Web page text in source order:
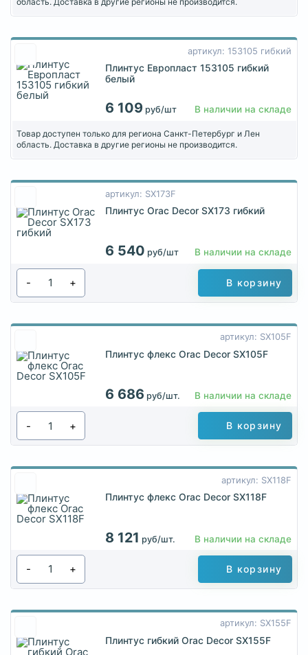
артикул: 153105 гибкий
Плинтус Европласт 153105 гибкий
белый
6 109 руб/шт В наличии на складе
Товар доступен только для региона Санкт-Петербург и Лен
область. Доставка в другие регионы не производится.
артикул: SX173F
Плинтус Orac Decor SX173 гибкий
6 540 руб/шт В наличии на складе
- + В корзину
артикул: SX105F
Плинтус флекс Orac Decor SX105F
6 686 руб/шт. В наличии на складе
- + В корзину
артикул: SX118F
Плинтус флекс Orac Decor SX118F
8 121 руб/шт. В наличии на складе
- + В корзину
артикул: SX155F
Плинтус гибкий Orac Decor SX155F